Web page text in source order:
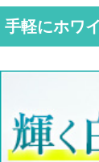
手軽にホワ